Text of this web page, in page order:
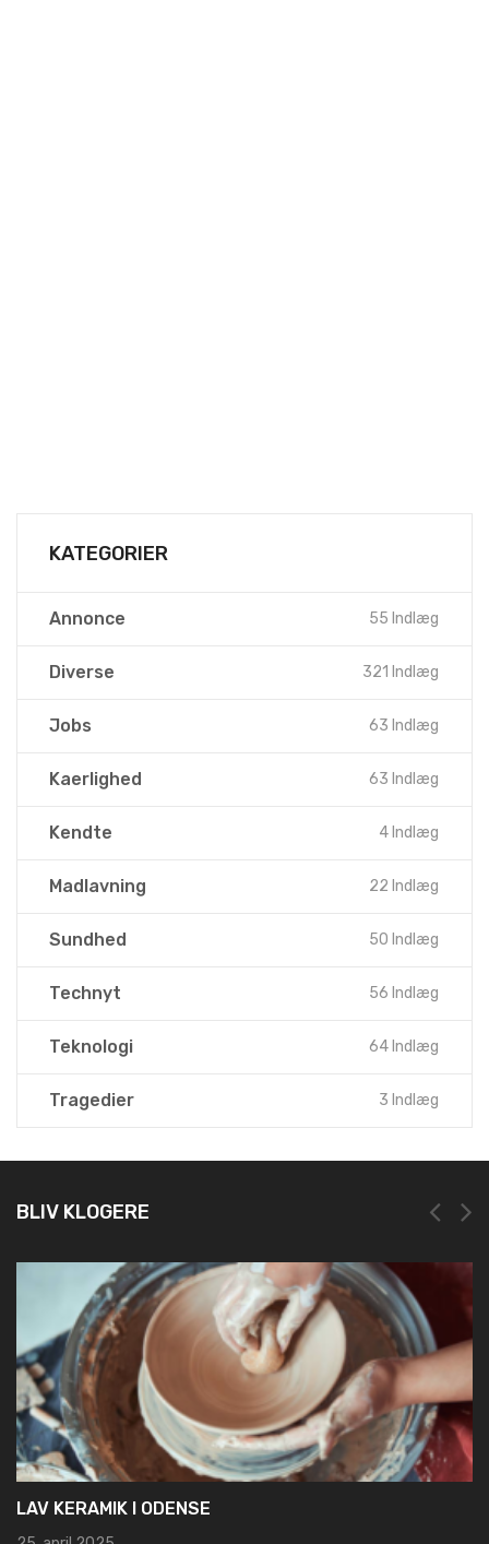
KATEGORIER
Annonce 55 Indlæg
Diverse 321 Indlæg
Jobs 63 Indlæg
Kaerlighed 63 Indlæg
Kendte 4 Indlæg
Madlavning 22 Indlæg
Sundhed 50 Indlæg
Technyt 56 Indlæg
Teknologi 64 Indlæg
Tragedier 3 Indlæg
BLIV KLOGERE
NEM OG HURTIG REGISTRERING HOS LEI
19. marts 2025